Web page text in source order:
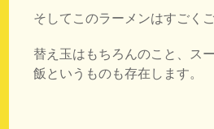
そしてこのラーメンはすごく
替え玉はもちろんのこと、ス
飯というものも存在します。